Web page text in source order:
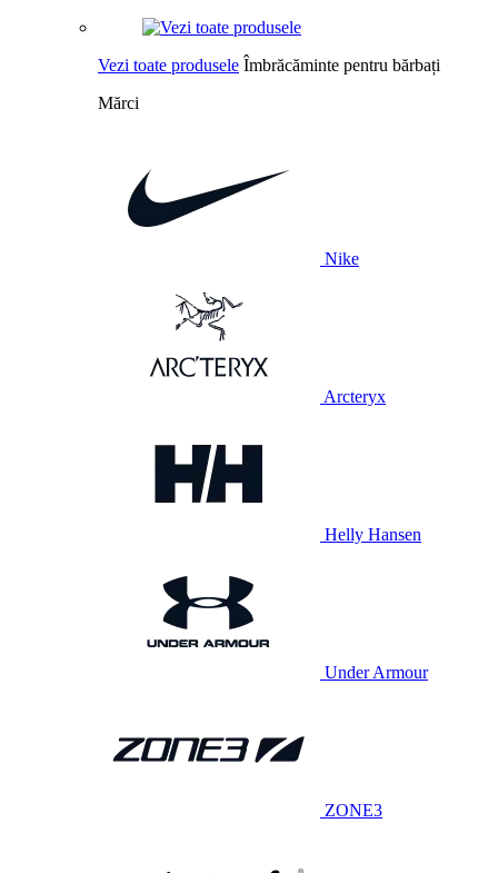
Vezi toate produsele Îmbrăcăminte pentru bărbați
Mărci
Nike
Arcteryx
Helly Hansen
Under Armour
ZONE3